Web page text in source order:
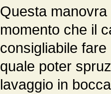
Questa
momento che il
consigliabile fare
quale poter
lavaggio in